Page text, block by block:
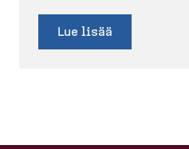
Lue lisää